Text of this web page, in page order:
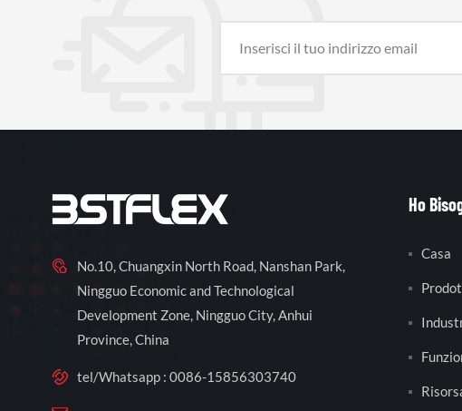
No.10, Chuangxin North Road, Nanshan Park,
Ningguo Economic and Technological
Development Zone, Ningguo City, Anhui
Province, China
tel/Whatsapp : 0086-15856303740
Ho
Casa